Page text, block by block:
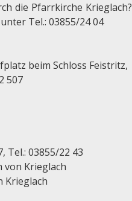
die Pfarrkirche Krieglach?
Tel.: 03855/24 04
beim Schloss Feistritz,
507
Tel.: 03855/22 43
von Krieglach
Krieglach